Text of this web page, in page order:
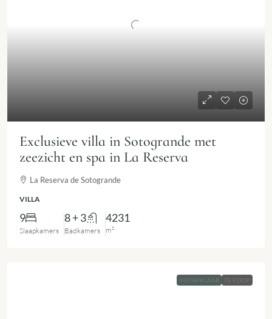
Exclusieve villa in Sotogrande met
zeezicht en spa in La Reserva
La Reserva de Sotogrande
VILLA
9
Slaapkamers
8 + 3
Badkamers
4231
m²
INSTAPKLAAR TE KOOP